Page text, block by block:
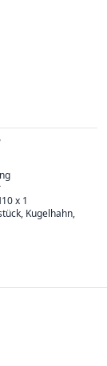
x 1
Kugelhahn,